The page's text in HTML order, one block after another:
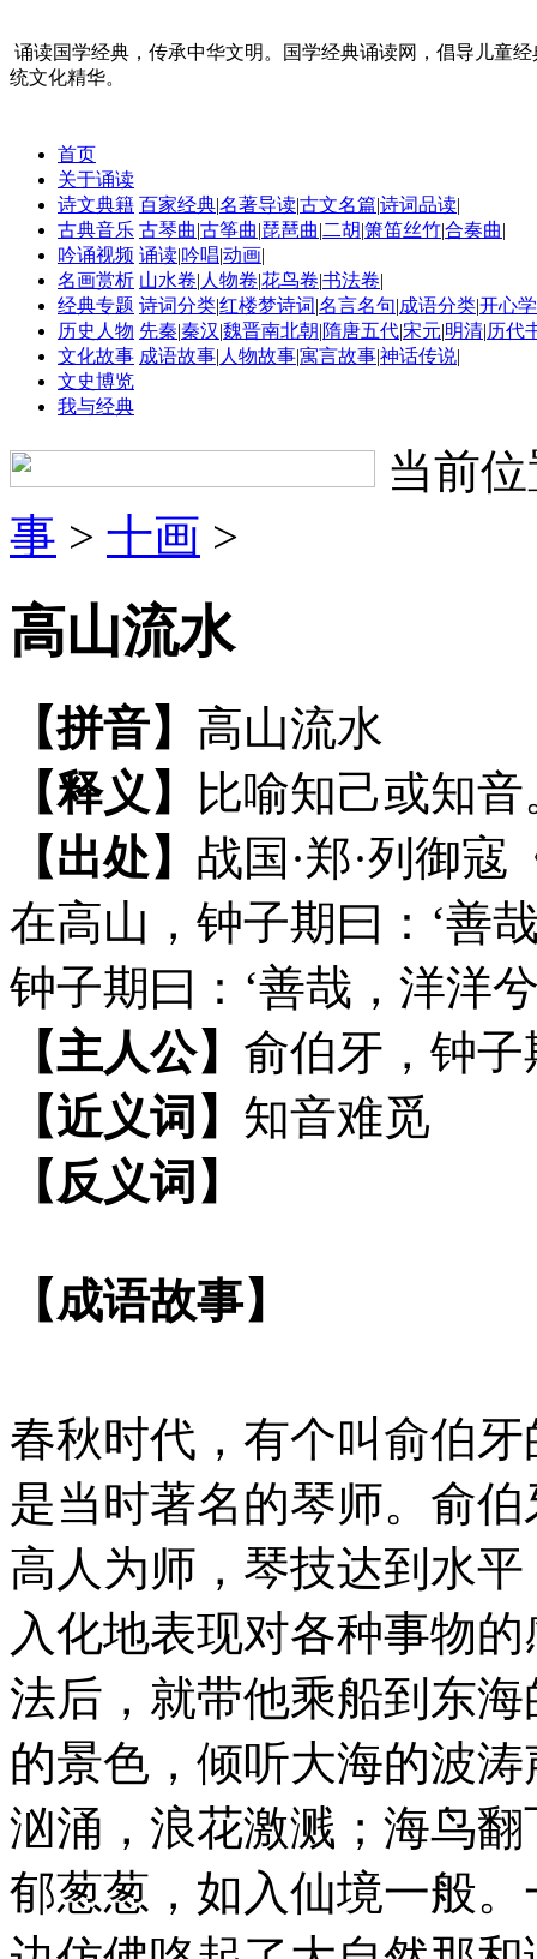
诵读国学经典，传承中华文明。国学经典诵读网，倡导儿童
统文化精华。
首页
关于诵读
诗文典籍 百家经典|名著导读|古文名篇|诗词品读|
古典音乐 古琴曲|古筝曲|琵琶曲|二胡|箫笛丝竹|合奏曲|
吟诵视频 诵读|吟唱|动画|
名画赏析 山水卷| 人物卷|花鸟卷|书法卷|
经典专题 诗词分类|红楼梦诗词|名言名句|成语分类|开心
历史人物 先秦|秦汉|魏晋南北朝|隋唐五代|宋元|明清|历代
文化故事 成语故事| 人物故事|寓言故事|神话传说|
文史博览
我与经典
当前
事 > 十画 >
高山流水
【拼音】 高山流水
【释义】
比喻知己或知
【出处】 战国·郑·列御寇
在高山，钟子期曰：‘善
钟子期曰：‘善哉，洋洋
【主人公】 俞伯牙， 钟子
【近义词】 知音难觅
【反义词】
【成语故事】
春秋时代，有个叫俞伯
是当时著名的琴师。俞
高人为师，琴技达到水
入化地表现对各种事物
法后，就带他乘船到东
的景色，倾听大海的波
汹涌，浪花激溅；海鸟
郁葱葱，如入仙境一般